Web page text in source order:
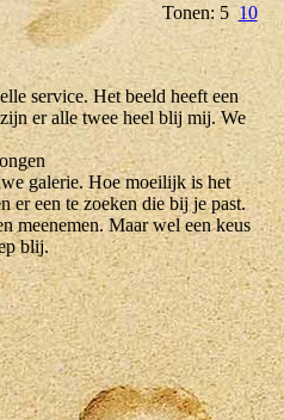
Tonen: 510
service. Het beeld heeft een
er alle twee heel blij mij. We
galerie. Hoe moeilijk is het
er een te zoeken die bij je past.
meenemen. Maar wel een keus
blij.